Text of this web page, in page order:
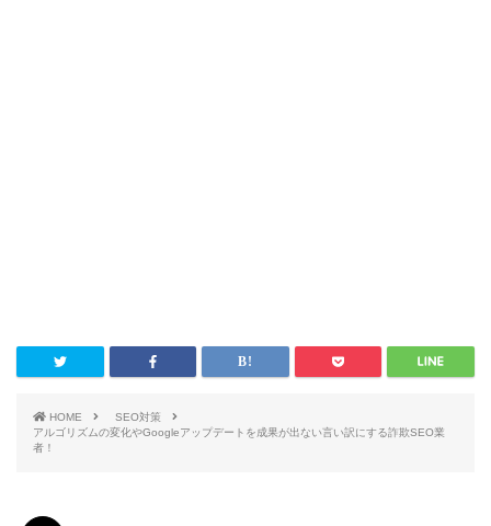
HOME
SEO対策
アルゴリズムの変化やGoogleアップデートを成果が出ない言い訳にする詐欺SEO業
者！